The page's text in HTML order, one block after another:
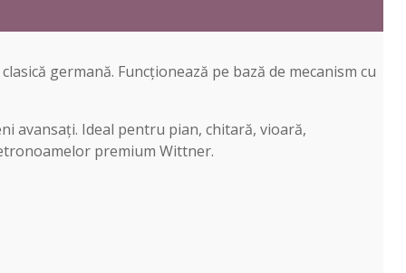
germană. Funcționează pe bază de mecanism cu
avansați. Ideal pentru pian, chitară, vioară,
premium Wittner.